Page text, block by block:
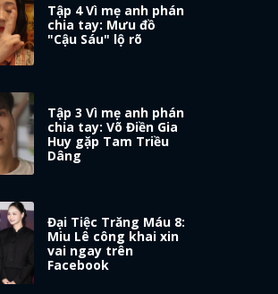
Tập 4 Vì mẹ anh phán
chia tay: Mưu đồ
"Cậu Sáu" lộ rõ
Tập 3 Vì mẹ anh phán
chia tay: Võ Điền Gia
Huy gặp Tam Triều
Dâng
Đại Tiệc Trăng Máu 8:
Miu Lê công khai xin
vai ngay trên
Facebook